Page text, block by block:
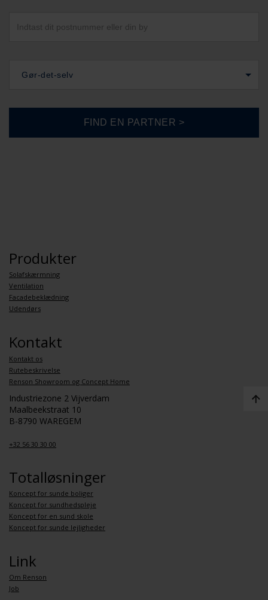
Gør-det-selv
Produkter
Solafskærmning
Ventilation
Facadebeklædning
Udendørs
Kontakt
Kontakt os
Rutebeskrivelse
Renson Showroom og Concept Home
Industriezone 2 Vijverdam
Maalbeekstraat 10
B-8790 WAREGEM
+32 56 30 30 00
Totalløsninger
Koncept for sunde boliger
Koncept for sundhedspleje
Koncept for en sund skole
Koncept for sunde lejligheder
Link
Om Renson
Job